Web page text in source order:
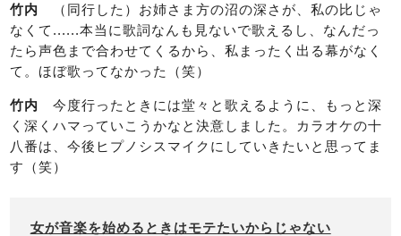
竹内 （同行した）お姉さま方の沼の深さが、私の比じゃ
なくて......本当に歌詞なんも見ないで歌えるし、なんだっ
たら声色まで合わせてくるから、私まったく出る幕がなく
て。ほぼ歌ってなかった（笑）
竹内 今度行ったときには堂々と歌えるように、もっと深
く深くハマっていこうかなと決意しました。カラオケの十
八番は、今後ヒプノシスマイクにしていきたいと思ってま
す（笑）
女が音楽を始めるときはモテたいからじゃない